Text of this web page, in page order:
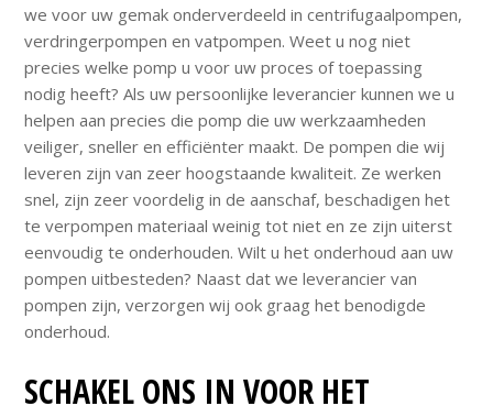
we voor uw gemak onderverdeeld in centrifugaalpompen,
verdringerpompen en vatpompen. Weet u nog niet
precies welke pomp u voor uw proces of toepassing
nodig heeft? Als uw persoonlijke leverancier kunnen we u
helpen aan precies die pomp die uw werkzaamheden
veiliger, sneller en efficiënter maakt. De pompen die wij
leveren zijn van zeer hoogstaande kwaliteit. Ze werken
snel, zijn zeer voordelig in de aanschaf, beschadigen het
te verpompen materiaal weinig tot niet en ze zijn uiterst
eenvoudig te onderhouden. Wilt u het onderhoud aan uw
pompen uitbesteden? Naast dat we leverancier van
pompen zijn, verzorgen wij ook graag het benodigde
onderhoud.
SCHAKEL ONS IN VOOR HET